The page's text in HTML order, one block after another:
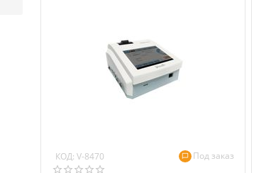
КОД: V-8470 Под заказ